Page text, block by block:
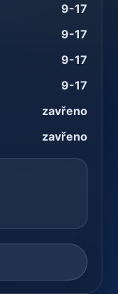
9-17
9-17
9-17
9-17
zavřeno
zavřeno